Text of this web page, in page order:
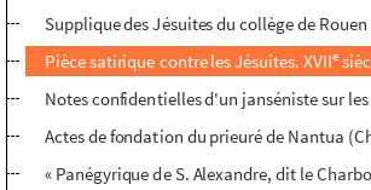
Supplique des Jésuites du collège de
Pièce satirique contre les Jésuites. XVIIe
Notes confidentielles d'un janséniste sur
Actes de fondation du prieuré de Nantua
« Panégyrique de S. Alexandre, dit le